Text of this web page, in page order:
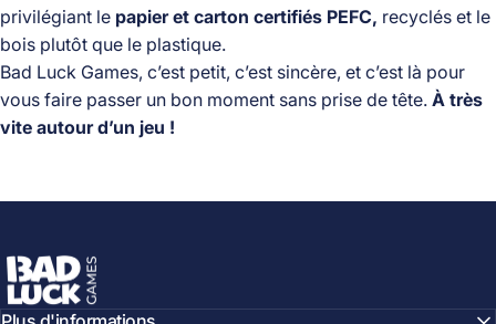
privilégiant le papier et carton certifiés PEFC, recyclés et le
bois plutôt que le plastique.
Bad Luck Games, c’est petit, c’est sincère, et c’est là pour
vous faire passer un bon moment sans prise de tête. À très
vite autour d’un jeu !
Bad Luck Games